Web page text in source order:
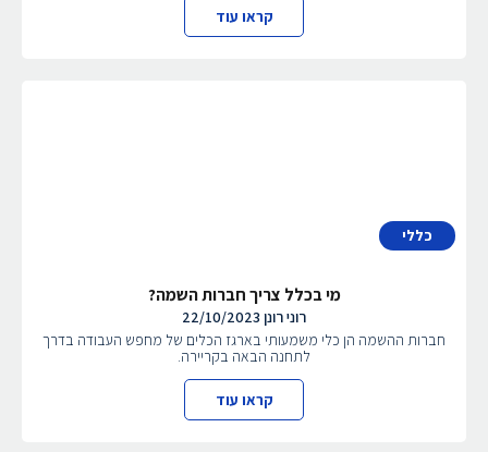
קראו עוד
כללי
מי בכלל צריך חברות השמה?
רוני רונן22/10/2023
חברות ההשמה הן כלי משמעותי בארגז הכלים של מחפש העבודה בדרך
לתחנה הבאה בקריירה.
קראו עוד